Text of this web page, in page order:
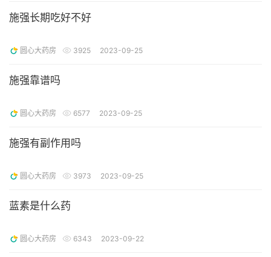
施强长期吃好不好
圆心大药房 3925 2023-09-25
施强靠谱吗
圆心大药房 6577 2023-09-25
施强有副作用吗
圆心大药房 3973 2023-09-25
蓝素是什么药
圆心大药房 6343 2023-09-22